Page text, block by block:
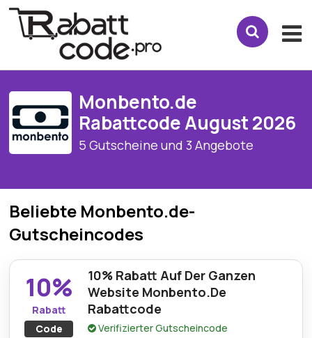
Monbento.de
Rabattcode August 2026
5 Gutscheine und 3 Angebote
Beliebte Monbento.de-
Gutscheincodes
10%
Rabatt
Code
10% Rabatt Auf Der Ganzen
Website Monbento.De
Rabattcode
Verifizierter Gutscheincode